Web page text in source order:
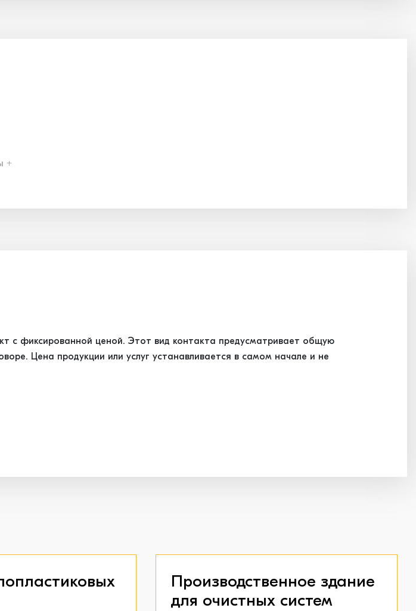
+
с фиксированной ценой. Этот вид контакта предусматривает общую
Цена продукции или услуг устанавливается в самом начале и не
Производственное здание
для очистных систем